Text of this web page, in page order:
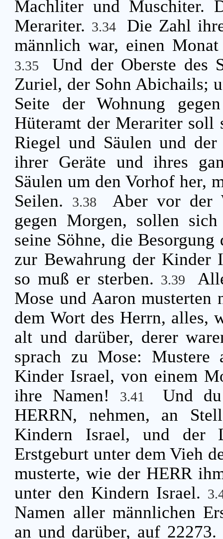
Machliter und Muschiter.
Merariter. 3.34
Die Zahl
männlich war, einen
3.35
Und der Oberste des
Zuriel, der Sohn Abichails;
Seite der Wohnung
Hüteramt der Merariter soll
Riegel und Säulen und
ihrer Geräte und ihres
Säulen um den Vorhof her,
Seilen.
3.38
Aber vor der
gegen Morgen, sollen
seine Söhne, die
zur Bewahrung der Kinder
so muß er sterben. 3.39
Mose und Aaron musterten
dem Wort des Herrn, alles,
alt und darüber, derer
sprach zu Mose: Mustere
Kinder Israel, von einem
ihre Namen!
3.41
Und
HERRN, nehmen, an
Kindern Israel, und der
Erstgeburt unter dem Vieh
musterte, wie der HERR
unter den Kindern Israel.
Namen aller männlichen
an und darüber, auf 22273.